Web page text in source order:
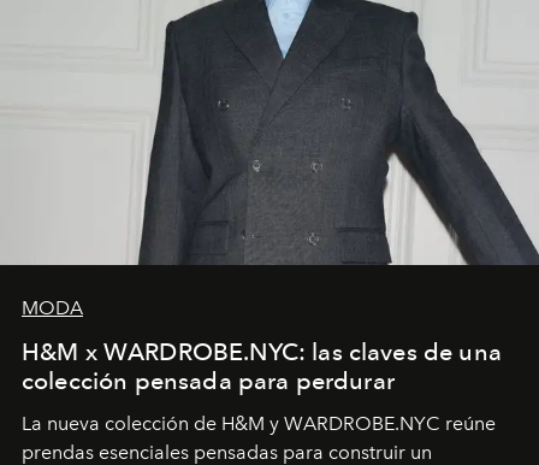
MODA
H&M x WARDROBE.NYC: las claves de una
colección pensada para perdurar
La nueva colección de H&M y WARDROBE.NYC reúne
prendas esenciales pensadas para construir un